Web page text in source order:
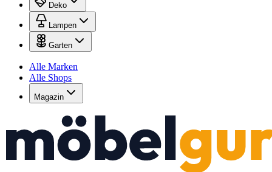
Deko
Lampen
Garten
Alle Marken
Alle Shops
Magazin